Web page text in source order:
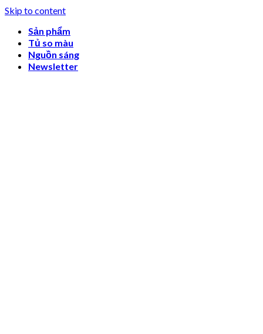
Skip to content
Sản phẩm
Tủ so màu
Nguồn sáng
Newsletter